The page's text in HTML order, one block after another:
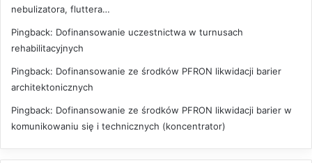
nebulizatora, fluttera…
Pingback: Dofinansowanie uczestnictwa w turnusach
rehabilitacyjnych
Pingback: Dofinansowanie ze środków PFRON likwidacji barier
architektonicznych
Pingback: Dofinansowanie ze środków PFRON likwidacji barier w
komunikowaniu się i technicznych (koncentrator)